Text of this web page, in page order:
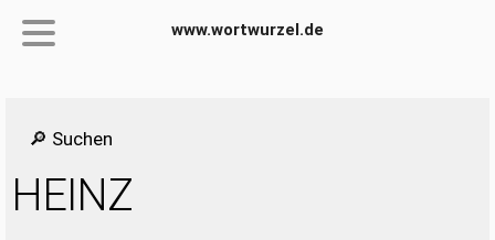
www.wortwurzel.de
🔎 Suchen
HEINZ